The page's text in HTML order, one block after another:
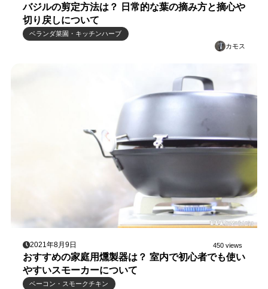
バジルの剪定方法は？ 日常的な葉の摘み方と摘心や
切り戻しについて
ベランダ菜園・キッチンハーブ
カモス
2021年8月9日 450 views
おすすめの家庭用燻製器は？ 室内で初心者でも使い
やすいスモーカーについて
ベーコン・スモークチキン